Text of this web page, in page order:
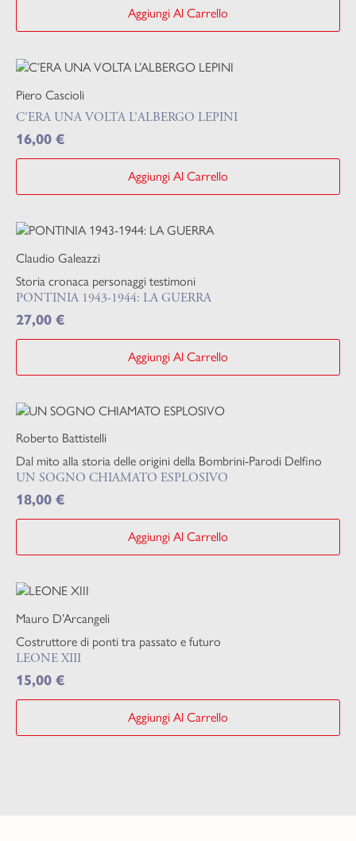
Aggiungi Al Carrello
Piero Cascioli
C’ERA UNA VOLTA L’ALBERGO LEPINI
16,00 €
Aggiungi Al Carrello
Claudio Galeazzi
Storia cronaca personaggi testimoni
PONTINIA 1943-1944: LA GUERRA
27,00 €
Aggiungi Al Carrello
Roberto Battistelli
Dal mito alla storia delle origini della Bombrini-Parodi Delfino
UN SOGNO CHIAMATO ESPLOSIVO
18,00 €
Aggiungi Al Carrello
Mauro D’Arcangeli
Costruttore di ponti tra passato e futuro
LEONE XIII
15,00 €
Aggiungi Al Carrello